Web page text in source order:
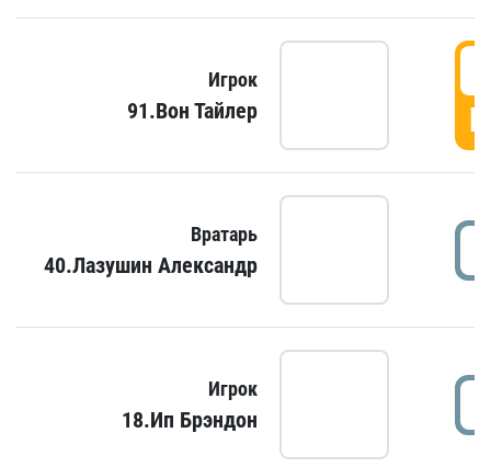
Игрок
91.Вон Тайлер
Вратарь
40.Лазушин Александр
Игрок
18.Ип Брэндон